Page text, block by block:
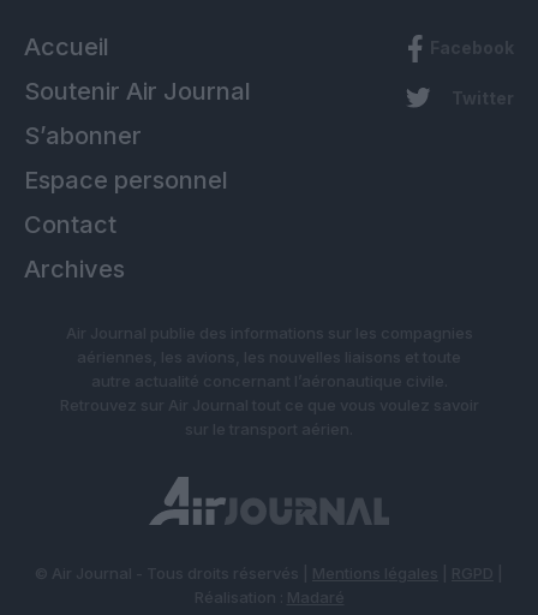
Accueil
Soutenir Air Journal
S’abonner
Espace personnel
Contact
Archives